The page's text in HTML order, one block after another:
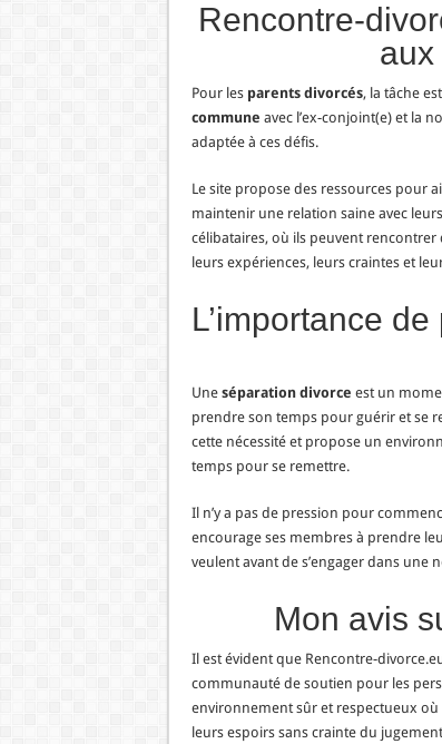
Rencontre-
Pour les parents divorcés, la tâche
commune avec l’ex-conjoint(e) et la
adaptée à ces défis.
Le site propose des ressources pour
maintenir une relation saine avec
célibataires, où ils peuvent rencontrer
leurs expériences, leurs craintes et
L’importance
Une séparation divorce est un
prendre son temps pour guérir et se
cette nécessité et propose un
temps pour se remettre.
Il n’y a pas de pression pour
encourage ses membres à prendre
veulent avant de s’engager dans une
Mon avis
Il est évident que Rencontre-
communauté de soutien pour les
environnement sûr et respectueux
leurs espoirs sans crainte du